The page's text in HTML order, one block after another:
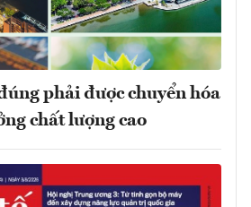
phải được chuyển hóa
chất lượng cao